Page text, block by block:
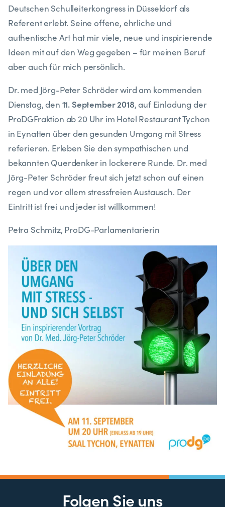
Deutschen Schulleiterkongress in Düsseldorf als
Referent erlebt. Seine offene, ehrliche und
authentische Art hat mir viele, neue und inspirierende
Ideen mit auf den Weg gegeben – für meinen Beruf
aber auch für mich persönlich.
Dr. med Jörg-Peter Schröder wird am kommenden
Dienstag, den 11. September 2018, auf Einladung der
ProDGFraktion ab 20 Uhr im Hotel Restaurant Tychon
in Eynatten über den gesunden Umgang mit Stress
referieren. Erleben Sie den sympathischen und
bekannten Querdenker in lockerere Runde. Dr. med
Jörg-Peter Schröder freut sich jetzt schon auf einen
regen und vor allem stressfreien Austausch. Der
Eintritt ist frei und jeder ist willkommen!
Petra Schmitz, ProDG-Parlamentarierin
Folgen Sie uns